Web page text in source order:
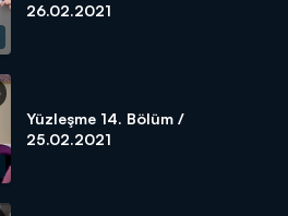
26.02.2021
Yüzleşme 14. Bölüm /
25.02.2021